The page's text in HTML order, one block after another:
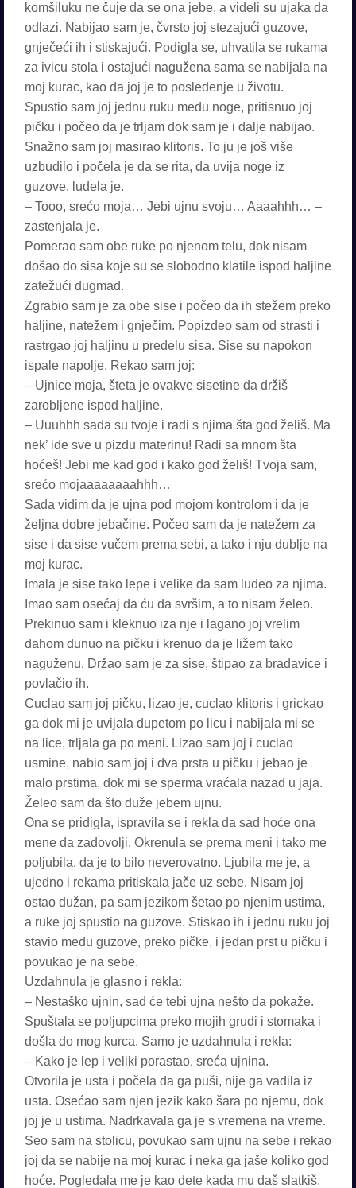
komšiluku ne čuje da se ona jebe, a videli su ujaka da
odlazi. Nabijao sam je, čvrsto joj stezajući guzove,
gnječeći ih i stiskajući. Podigla se, uhvatila se rukama
za ivicu stola i ostajući nagužena sama se nabijala na
moj kurac, kao da joj je to posledenje u životu.
Spustio sam joj jednu ruku među noge, pritisnuo joj
pičku i počeo da je trljam dok sam je i dalje nabijao.
Snažno sam joj masirao klitoris. To ju je još više
uzbudilo i počela je da se rita, da uvija noge iz
guzove, ludela je.
– Tooo, srećo moja… Jebi ujnu svoju… Aaaahhh… –
zastenjala je.
Pomerao sam obe ruke po njenom telu, dok nisam
došao do sisa koje su se slobodno klatile ispod haljine
zatežući dugmad.
Zgrabio sam je za obe sise i počeo da ih stežem preko
haljine, natežem i gnječim. Popizdeo sam od strasti i
rastrgao joj haljinu u predelu sisa. Sise su napokon
ispale napolje. Rekao sam joj:
– Ujnice moja, šteta je ovakve sisetine da držiš
zarobljene ispod haljine.
– Uuuhhh sada su tvoje i radi s njima šta god želiš. Ma
nek’ ide sve u pizdu materinu! Radi sa mnom šta
hoćeš! Jebi me kad god i kako god želiš! Tvoja sam,
srećo mojaaaaaaaahhh…
Sada vidim da je ujna pod mojom kontrolom i da je
željna dobre jebačine. Počeo sam da je natežem za
sise i da sise vučem prema sebi, a tako i nju dublje na
moj kurac.
Imala je sise tako lepe i velike da sam ludeo za njima.
Imao sam osećaj da ću da svršim, a to nisam želeo.
Prekinuo sam i kleknuo iza nje i lagano joj vrelim
dahom dunuo na pičku i krenuo da je ližem tako
naguženu. Držao sam je za sise, štipao za bradavice i
povlačio ih.
Cuclao sam joj pičku, lizao je, cuclao klitoris i grickao
ga dok mi je uvijala dupetom po licu i nabijala mi se
na lice, trljala ga po meni. Lizao sam joj i cuclao
usmine, nabio sam joj i dva prsta u pičku i jebao je
malo prstima, dok mi se sperma vraćala nazad u jaja.
Želeo sam da što duže jebem ujnu.
Ona se pridigla, ispravila se i rekla da sad hoće ona
mene da zadovolji. Okrenula se prema meni i tako me
poljubila, da je to bilo neverovatno. Ljubila me je, a
ujedno i rekama pritiskala jače uz sebe. Nisam joj
ostao dužan, pa sam jezikom šetao po njenim ustima,
a ruke joj spustio na guzove. Stiskao ih i jednu ruku joj
stavio među guzove, preko pičke, i jedan prst u pičku i
povukao je na sebe.
Uzdahnula je glasno i rekla:
– Nestaško ujnin, sad će tebi ujna nešto da pokaže.
Spuštala se poljupcima preko mojih grudi i stomaka i
došla do mog kurca. Samo je uzdahnula i rekla:
– Kako je lep i veliki porastao, sreća ujnina.
Otvorila je usta i počela da ga puši, nije ga vadila iz
usta. Osećao sam njen jezik kako šara po njemu, dok
joj je u ustima. Nadrkavala ga je s vremena na vreme.
Seo sam na stolicu, povukao sam ujnu na sebe i rekao
joj da se nabije na moj kurac i neka ga jaše koliko god
hoće. Pogledala me je kao dete kada mu daš slatkiš,